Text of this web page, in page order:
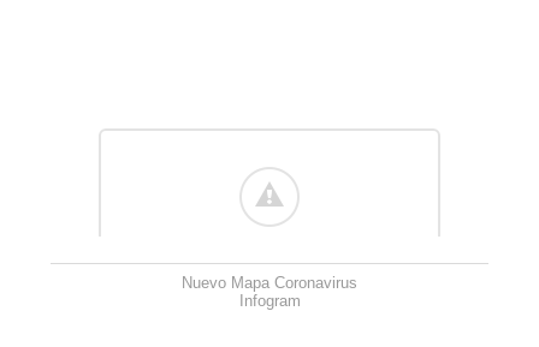
Nuevo Mapa Coronavirus
Infogram